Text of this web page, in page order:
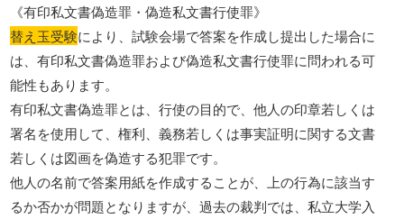
《有印私文書偽造罪・偽造私文書行使罪》
替え玉受験により、試験会場で答案を作成し提出した場合に
は、有印私文書偽造罪および偽造私文書行使罪に問われる可
能性もあります。
有印私文書偽造罪とは、行使の目的で、他人の印章若しくは
署名を使用して、権利、義務若しくは事実証明に関する文書
若しくは図画を偽造する犯罪です。
他人の名前で答案用紙を作成することが、上の行為に該当す
るか否かが問題となりますが、過去の裁判では、私立大学入